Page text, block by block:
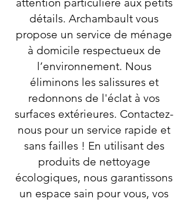
détails. Archambault vous
propose un service de ménage
à domicile respectueux de
l’environnement. Nous
éliminons les salissures et
redonnons de l'éclat à vos
surfaces extérieures. Contactez-
nous pour un service rapide et
sans failles ! En utilisant des
produits de nettoyage
écologiques, nous garantissons
un espace sain pour vous, vos